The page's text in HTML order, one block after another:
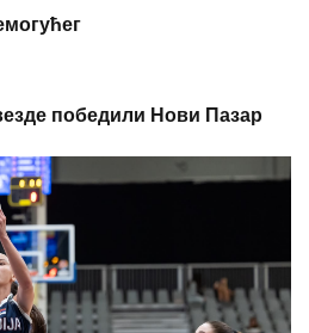
победили Нови Пазар